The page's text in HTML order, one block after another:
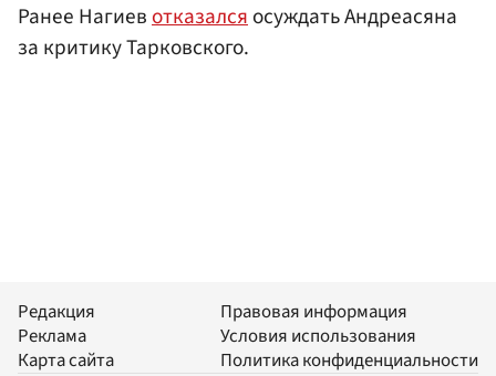
Ранее Нагиевотказалсяосуждать Андреасяна
за критику Тарковского.
Редакция
Реклама
Карта сайта
Правовая информация
Условия использования
Политика конфиденциальности